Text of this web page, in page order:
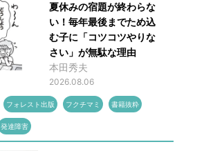
夏休みの宿題が終わらな
い！毎年最後までため込
む子に「コツコツやりな
さい」が無駄な理由
本田秀夫
2026.08.06
フォレスト出版 フクチマミ 書籍抜粋
発達障害